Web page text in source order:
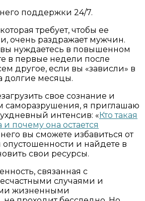
него поддержки 24/7.
требует, чтобы ее
очень раздражает мужчин.
нуждаетесь в повышенном
в первые недели после
другое, если вы «зависли» в
долгие месяцы.
свое сознание и
саморазрушения, я приглашаю
интенсив: «Кто такая
почему она остается
вы сможете избавиться от
опустошенности и найдете в
свои ресурсы.
связанная с
случаями и
жизненными